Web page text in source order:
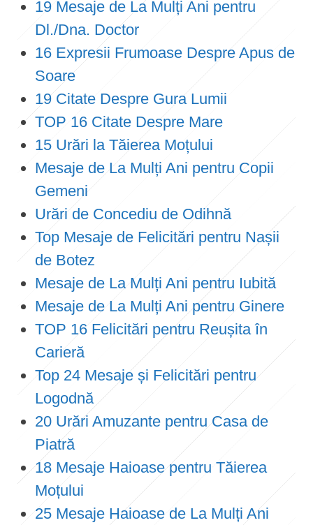
19 Mesaje de La Mulți Ani pentru
Dl./Dna. Doctor
16 Expresii Frumoase Despre Apus de
Soare
19 Citate Despre Gura Lumii
TOP 16 Citate Despre Mare
15 Urări la Tăierea Moțului
Mesaje de La Mulți Ani pentru Copii
Gemeni
Urări de Concediu de Odihnă
Top Mesaje de Felicitări pentru Nașii
de Botez
Mesaje de La Mulți Ani pentru Iubită
Mesaje de La Mulți Ani pentru Ginere
TOP 16 Felicitări pentru Reușita în
Carieră
Top 24 Mesaje și Felicitări pentru
Logodnă
20 Urări Amuzante pentru Casa de
Piatră
18 Mesaje Haioase pentru Tăierea
Moțului
25 Mesaje Haioase de La Mulți Ani